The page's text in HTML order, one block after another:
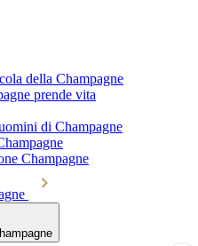
della Champagne
prende vita
di Champagne
Champagne